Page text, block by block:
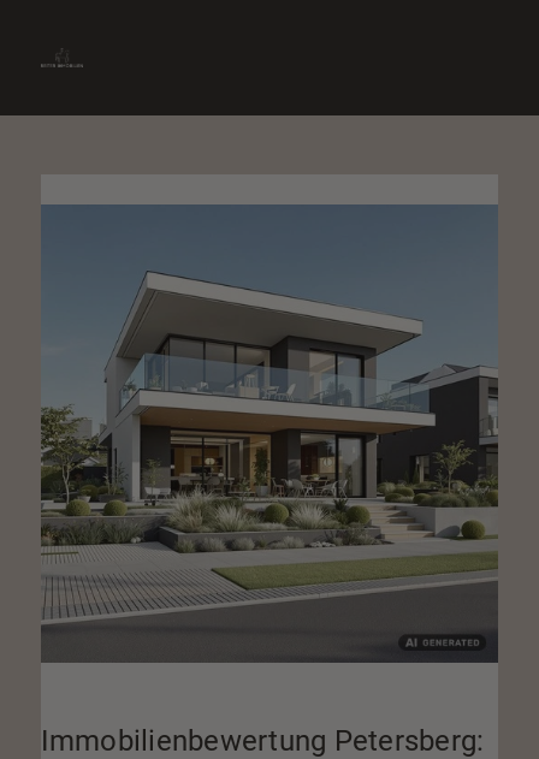
» Immobilie bewerten
Immobilienbewertung Petersberg: